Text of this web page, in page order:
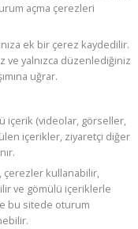
açma çerezleri
ek bir çerez kaydedilir.
ve yalnızca düzenlediğiniz
uğrar.
içerik (videolar, görseller,
içerikler, ziyaretçi diğer
çerezler kullanabilir,
ve gömülü içeriklerle
bu sitede oturum